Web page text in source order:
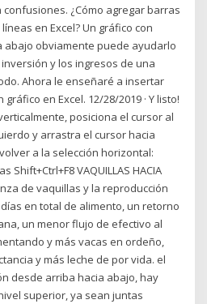
¿Cómo agregar barras
en Excel? Un gráfico con
abajo obviamente puede ayudarlo
y los ingresos de una
Ahora le enseñaré a insertar
en Excel. 12/28/2019 · Y listo!
posiciona el cursor al
y arrastra el cursor hacia
a la selección horizontal:
VAQUILLAS HACIA
de vaquillas y la reproducción
en total de alimento, un retorno
un menor flujo de efectivo al
y más vacas en ordeño,
y más leche de por vida. el
desde arriba hacia abajo, hay
superior, ya sean juntas